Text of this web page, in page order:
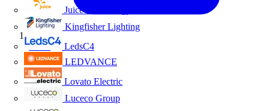
Juice Technology
Kingfisher Lighting
LedsC4
LEDVANCE
Lovato Electric
Luceco Group
Inicio